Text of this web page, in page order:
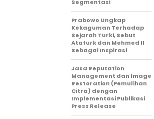
Segmentasi
Prabowo Ungkap
Kekaguman Terhadap
Sejarah Turki, Sebut
Ataturk dan Mehmed II
Sebagai Inspirasi
Jasa Reputation
Management dan Image
Restoration (Pemulihan
Citra) dengan
Implementasi Publikasi
Press Release